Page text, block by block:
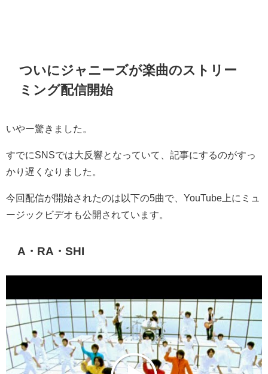
ついにジャニーズが楽曲のストリー
ミング配信開始
いやー驚きました。
すでにSNSでは大反響となっていて、記事にするのがすっ
かり遅くなりました。
今回配信が開始されたのは以下の5曲で、YouTube上にミュ
ージックビデオも公開されています。
A・RA・SHI